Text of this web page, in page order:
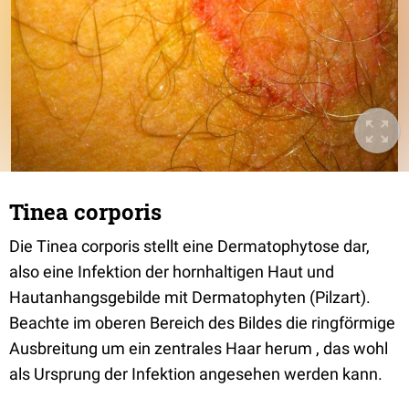
Tinea corporis
Die Tinea corporis stellt eine Dermatophytose dar,
also eine Infektion der hornhaltigen Haut und
Hautanhangsgebilde mit Dermatophyten (Pilzart).
Beachte im oberen Bereich des Bildes die ringförmige
Ausbreitung um ein zentrales Haar herum , das wohl
als Ursprung der Infektion angesehen werden kann.